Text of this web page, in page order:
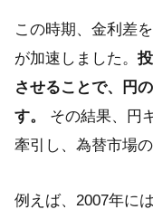
この時期、金利差
が加速しました。
させることで、円
す。
その結果、円
牽引し、為替市場
例えば、2007年に